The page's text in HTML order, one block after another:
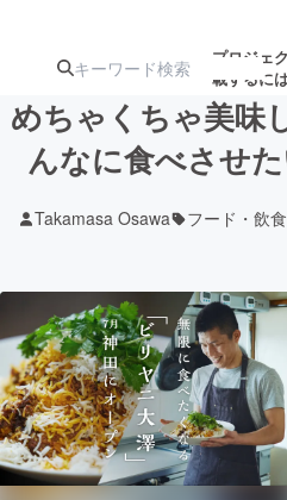
プロジェ
載するに
ジェクト
ターン
ジェクト
アート・写真
テクノロジー・ガジェ
映像・映画
めちゃくちゃ美味
んなに食べさせ
Takamasa Osawa フード・飲